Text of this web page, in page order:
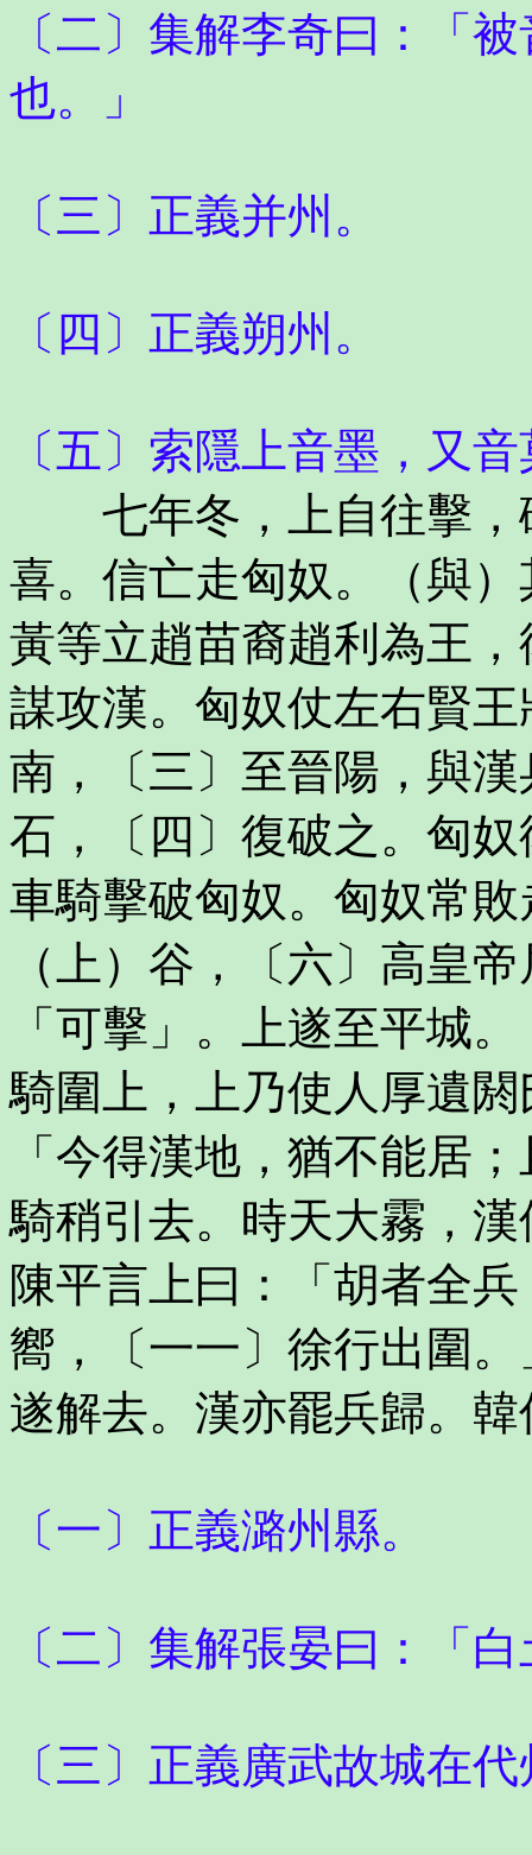
〔二〕集解李奇曰：「
也。」
〔三〕正義并州。
〔四〕正義朔州。
〔五〕索隱上音墨，又
七年冬，上自往擊，
喜。信亡走匈奴。（與
黃等立趙苗裔趙利為王
謀攻漢。匈奴仗左右賢
南，〔三〕至晉陽，與
石，〔四〕復破之。匈
車騎擊破匈奴。匈奴常
（上）谷，〔六〕高皇
「可擊」。上遂至平城
騎圍上，上乃使人厚遺
「今得漢地，猶不能居
騎稍引去。時天大霧，
陳平言上曰：「胡者全
嚮，〔一一〕徐行出圍
遂解去。漢亦罷兵歸。
〔一〕正義潞州縣。
〔二〕集解張晏曰：「
〔三〕正義廣武故城在